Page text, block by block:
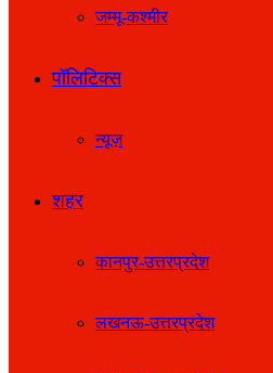
जम्मू-कश्मीर
पॉलिटिक्स
न्यूज़
शहर
कानपुर-उत्तरप्रदेश
लखनऊ-उत्तरप्रदेश